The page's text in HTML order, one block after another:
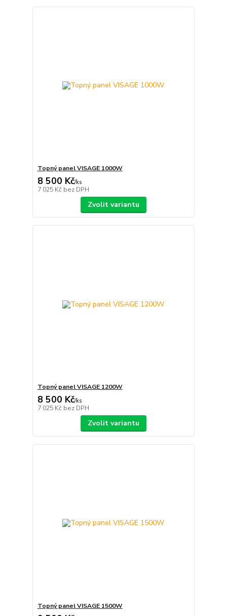
Topný panel VISAGE 1000W
8 500 Kč/ks
7 025 Kč bez DPH
Zvolit variantu
Topný panel VISAGE 1200W
8 500 Kč/ks
7 025 Kč bez DPH
Zvolit variantu
Topný panel VISAGE 1500W